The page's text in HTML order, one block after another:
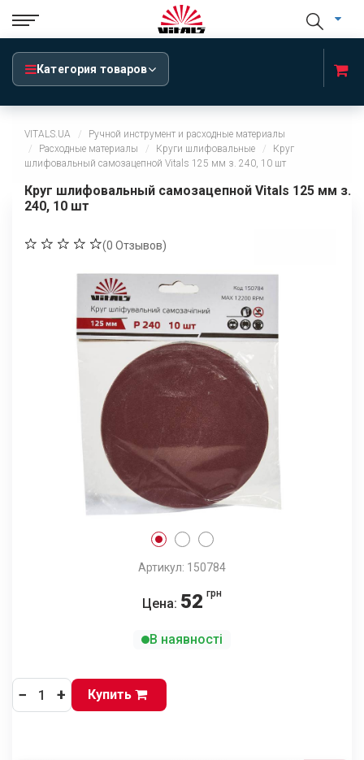
Категория товаров
VITALS.UA
Ручной инструмент и расходные материалы
Расходные материалы
Круги шлифовальные
Круг
шлифовальный самозацепной Vitals 125 мм з. 240, 10 шт
Круг шлифовальный самозацепной Vitals 125 мм з.
240, 10 шт
(0 Отзывов)
Артикул: 150784
Цена: 52 грн
В наявності
− + Купить